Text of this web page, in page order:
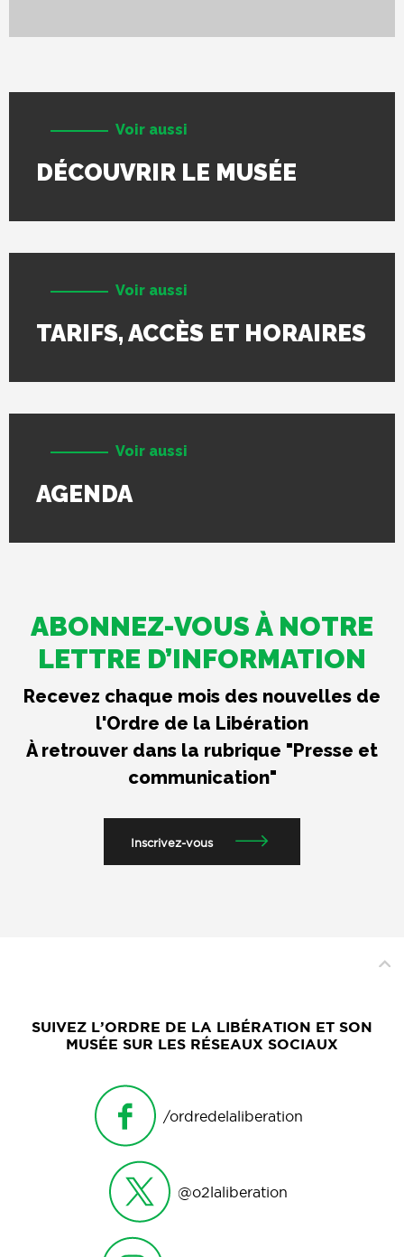
Voir aussi
DÉCOUVRIR LE MUSÉE
Voir aussi
TARIFS, ACCÈS ET HORAIRES
Voir aussi
AGENDA
ABONNEZ-VOUS À NOTRE
LETTRE D’INFORMATION
Recevez chaque mois des nouvelles de
l'Ordre de la Libération
À retrouver dans la rubrique "Presse et
communication"
Inscrivez-vous
SUIVEZ L’ORDRE DE LA LIBÉRATION ET SON
MUSÉE SUR LES RÉSEAUX SOCIAUX
/ordredelaliberation
@o2laliberation